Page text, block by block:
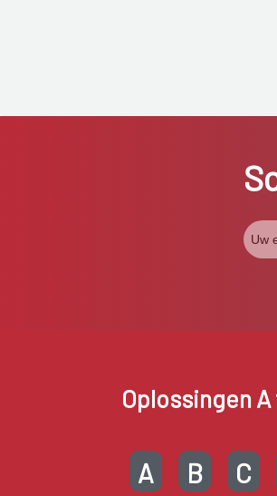
Oplossingen
A B C